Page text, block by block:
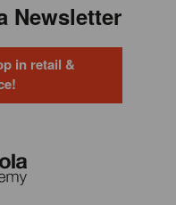
Newsletter
in retail &